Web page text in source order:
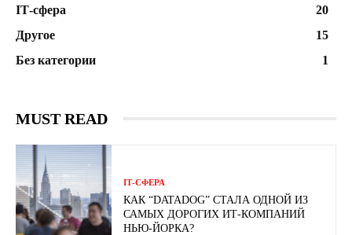
ІТ-сфера
20
Другое
15
Без категории
1
MUST READ
ІТ-СФЕРА
КАК “DATADOG” СТАЛА ОДНОЙ ИЗ
САМЫХ ДОРОГИХ ИТ-КОМПАНИЙ
НЬЮ-ЙОРКА?